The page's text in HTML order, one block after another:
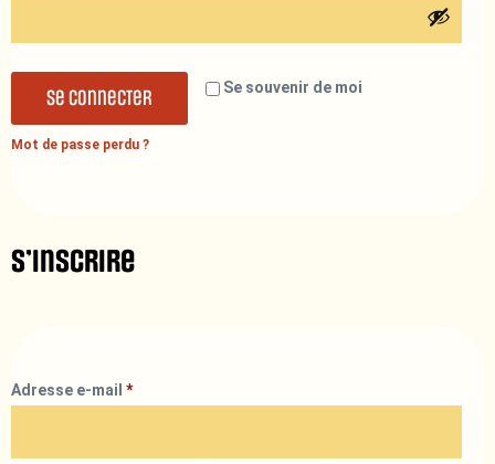
Se souvenir de moi
Se connecter
Mot de passe perdu ?
S’inscrire
Adresse e-mail *